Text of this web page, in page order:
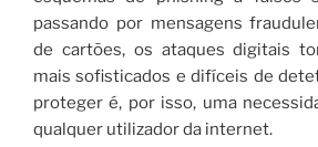
passando por mensagens
de cartões, os ataques digitais
mais sofisticados e difíceis de
proteger é, por isso, uma
qualquer utilizador da internet.